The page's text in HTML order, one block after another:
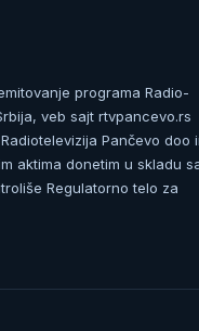
programa Radio-
veb sajt rtvpancevo.rs
Pančevo doo
aktima donetim u skladu
Regulatorno telo za